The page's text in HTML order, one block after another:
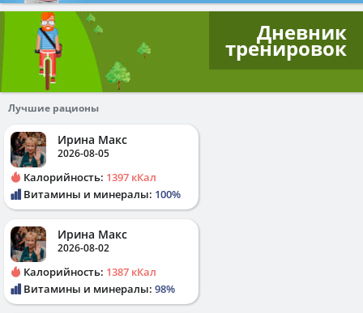
Дневник
тренировок
Лучшие рационы
Ирина Макс
2026-08-05
Калорийность: 1397 кКал
Витамины и минералы: 100%
Ирина Макс
2026-08-02
Калорийность: 1387 кКал
Витамины и минералы: 98%